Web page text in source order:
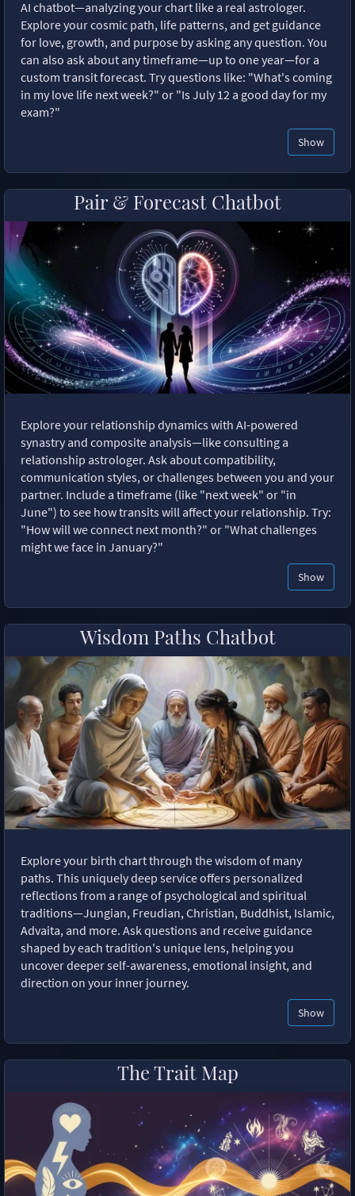
AI chatbot—analyzing your chart like a real astrologer.
Explore your cosmic path, life patterns, and get guidance
for love, growth, and purpose by asking any question. You
can also ask about any timeframe—up to one year—for a
custom transit forecast. Try questions like: "What's coming
in my love life next week?" or "Is July 12 a good day for my
exam?"
Show
Pair & Forecast Chatbot
Explore your relationship dynamics with AI-powered
synastry and composite analysis—like consulting a
relationship astrologer. Ask about compatibility,
communication styles, or challenges between you and your
partner. Include a timeframe (like "next week" or "in
June") to see how transits will affect your relationship. Try:
"How will we connect next month?" or "What challenges
might we face in January?"
Show
Wisdom Paths Chatbot
Explore your birth chart through the wisdom of many
paths. This uniquely deep service offers personalized
reflections from a range of psychological and spiritual
traditions—Jungian, Freudian, Christian, Buddhist, Islamic,
Advaita, and more. Ask questions and receive guidance
shaped by each tradition's unique lens, helping you
uncover deeper self-awareness, emotional insight, and
direction on your inner journey.
Show
The Trait Map